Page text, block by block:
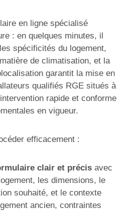
en ligne spécialisé
: en quelques minutes, il
spécificités du logement,
de climatisation, et la
garantit la mise en
qualifiés RGE situés à
rapide et conforme
en vigueur.
efficacement :
clair et précis avec
les dimensions, le
souhaité, et le contexte
ancien, contraintes